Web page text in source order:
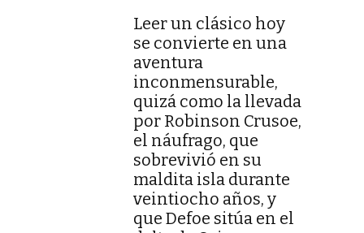
Leer un clásico hoy
se convierte en una
aventura
inconmensurable,
quizá como la llevada
por Robinson Crusoe,
el náufrago, que
sobrevivió en su
maldita isla durante
veintiocho años, y
que Defoe sitúa en el